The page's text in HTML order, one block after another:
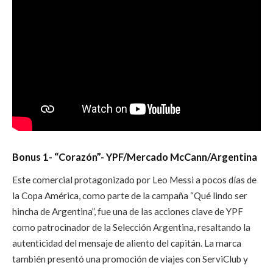
Bonus 1- “Corazón”- YPF/Mercado McCann/Argentina
Este comercial protagonizado por Leo Messi a pocos días de
la Copa América, como parte de la campaña “Qué lindo ser
hincha de Argentina”, fue una de las acciones clave de YPF
como patrocinador de la Selección Argentina, resaltando la
autenticidad del mensaje de aliento del capitán. La marca
también presentó una promoción de viajes con ServiClub y